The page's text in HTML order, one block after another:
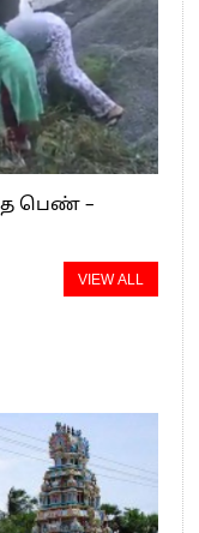
பெண் –
VIEW ALL